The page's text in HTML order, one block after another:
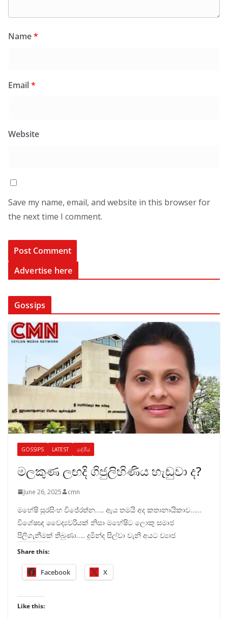
Name*
Email*
Website
Save my name, email, and website in this browser for
the next time I comment.
Advertise here
Gossips
GOSSIPS LATEST දේශීය
මලකුණ ලඟදි ගිජුලිහිණිය හැඬුවා ද?
June 26, 2025 cmn
මහේෂි සූරසිංහ විජේරත්න….. ඇය තමයි අද කතානායිකාව……
විශේෂඥ වෛද්‍යවරියක් නිසා මහේෂිට ලොකු සමාජ
පිලිගැනීමක් තිබුණා….. දුමින්ද සිල්වා වැනි අයට ව්‍යාජ
Share this:
Facebook X
Like this: